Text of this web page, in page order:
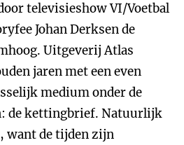
televisieshow VI/Voetbal
Johan Derksen de
Uitgeverij Atlas
jaren met een even
medium onder de
de kettingbrief. Natuurlijk
want de tijden zijn